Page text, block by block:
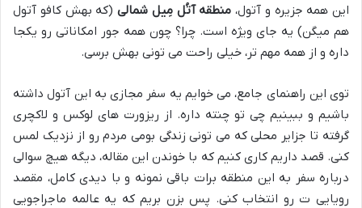
این همه جزیره و آتول، منطقه آتُل مِیل شمالی (که بهش کافو آتول
هم میگن) یه جای ویژه است. چرا؟ چون همه جور امکاناتی رو یکجا
داره و از همه مهم تر، خیلی راحت می تونی بهش برسی.
توی این راهنمای جامع، می خوایم یه سفر مجازی به این آتول داشته
باشیم و ببینیم چی تو چنته داره. از ریزورت های لوکس و لاکچری
گرفته تا جزایر محلی که می تونی زندگی بومی مردم رو از نزدیک لمس
کنی. قصد داریم کاری کنیم که با خوندن این مقاله، دیگه هیچ سوالی
درباره سفر به این منطقه برات باقی نمونه و با دیدی کامل، مقصد
رویایی ت رو انتخاب کنی. پس بزن بریم که یه عالمه ماجراجویی